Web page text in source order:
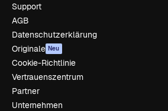
Support
AGB
Datenschutzerklärung
Originale Neu
Cookie-Richtlinie
Vertrauenszentrum
Partner
Unternehmen